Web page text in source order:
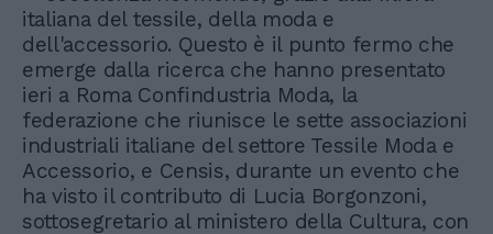
italiana del tessile, della moda e
dell'accessorio. Questo è il punto fermo che
emerge dalla ricerca che hanno presentato
ieri a Roma Confindustria Moda, la
federazione che riunisce le sette associazioni
industriali italiane del settore Tessile Moda e
Accessorio, e Censis, durante un evento che
ha visto il contributo di Lucia Borgonzoni,
sottosegretario al ministero della Cultura, con